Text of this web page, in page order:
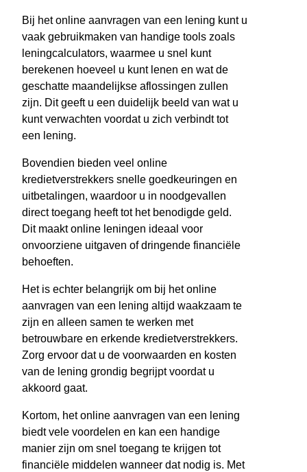
Bij het online aanvragen van een lening kunt u
vaak gebruikmaken van handige tools zoals
leningcalculators, waarmee u snel kunt
berekenen hoeveel u kunt lenen en wat de
geschatte maandelijkse aflossingen zullen
zijn. Dit geeft u een duidelijk beeld van wat u
kunt verwachten voordat u zich verbindt tot
een lening.
Bovendien bieden veel online
kredietverstrekkers snelle goedkeuringen en
uitbetalingen, waardoor u in noodgevallen
direct toegang heeft tot het benodigde geld.
Dit maakt online leningen ideaal voor
onvoorziene uitgaven of dringende financiële
behoeften.
Het is echter belangrijk om bij het online
aanvragen van een lening altijd waakzaam te
zijn en alleen samen te werken met
betrouwbare en erkende kredietverstrekkers.
Zorg ervoor dat u de voorwaarden en kosten
van de lening grondig begrijpt voordat u
akkoord gaat.
Kortom, het online aanvragen van een lening
biedt vele voordelen en kan een handige
manier zijn om snel toegang te krijgen tot
financiële middelen wanneer dat nodig is. Met